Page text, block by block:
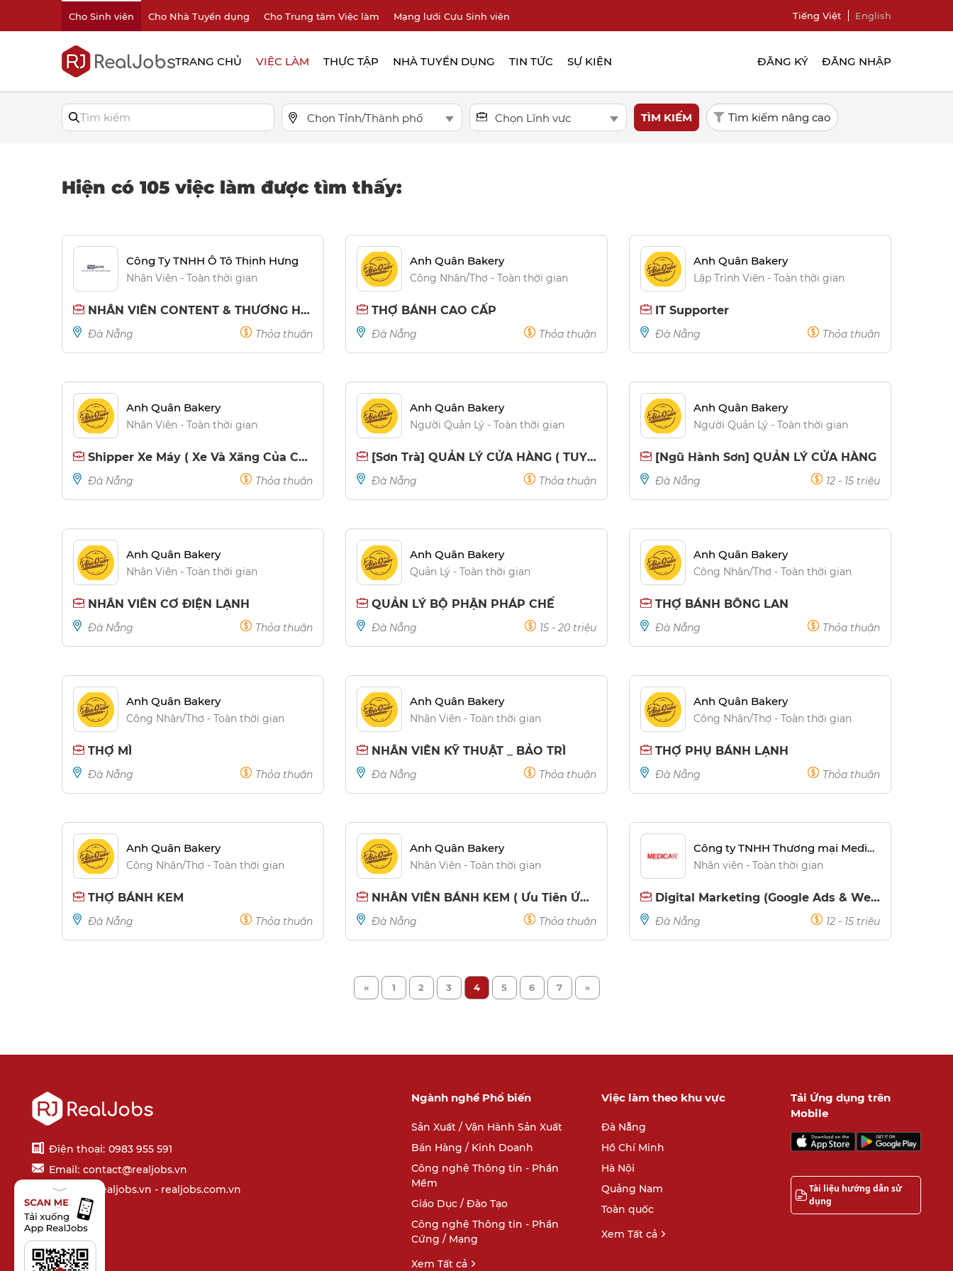
Cho Sinh viên Cho Nhà Tuyển dụng Cho Trung tâm Việc làm Mạng lưới Cựu Sinh viên Tiếng Việt English
TRANG CHỦ VIỆC LÀM THỰC TẬP NHÀ TUYỂN DỤNG TIN TỨC SỰ KIỆN ĐĂNG KÝ ĐĂNG NHẬP
Chọn Tỉnh/Thành phố Chọn Lĩnh vực
Hiện có 105 việc làm được tìm thấy:
Công Ty TNHH Ô Tô Thịnh Hưng
Nhân Viên - Toàn thời gian
NHÂN VIÊN CONTENT & THƯƠNG HIỆU
Đà Nẵng Thỏa thuận
Anh Quân Bakery
Công Nhân/Thợ - Toàn thời gian
THỢ BÁNH CAO CẤP
Đà Nẵng Thỏa thuận
Anh Quân Bakery
Lập Trình Viên - Toàn thời gian
IT Supporter
Đà Nẵng Thỏa thuận
Anh Quân Bakery
Nhân Viên - Toàn thời gian
Shipper Xe Máy ( Xe Và Xăng Của Cơ Sở ) - Thu nhập 10tr/ tháng
Đà Nẵng Thỏa thuận
Anh Quân Bakery
Người Quản Lý - Toàn thời gian
[Sơn Trà] QUẢN LÝ CỬA HÀNG ( TUYỂN GẤP )
Đà Nẵng Thỏa thuận
Anh Quân Bakery
Người Quản Lý - Toàn thời gian
[Ngũ Hành Sơn] QUẢN LÝ CỬA HÀNG
Đà Nẵng 12 - 15 triệu
Anh Quân Bakery
Nhân Viên - Toàn thời gian
NHÂN VIÊN CƠ ĐIỆN LẠNH
Đà Nẵng Thỏa thuận
Anh Quân Bakery
Quản Lý - Toàn thời gian
QUẢN LÝ BỘ PHẬN PHÁP CHẾ
Đà Nẵng 15 - 20 triệu
Anh Quân Bakery
Công Nhân/Thợ - Toàn thời gian
THỢ BÁNH BÔNG LAN
Đà Nẵng Thỏa thuận
Anh Quân Bakery
Công Nhân/Thợ - Toàn thời gian
THỢ MÌ
Đà Nẵng Thỏa thuận
Anh Quân Bakery
Nhân Viên - Toàn thời gian
NHÂN VIÊN KỸ THUẬT _ BẢO TRÌ
Đà Nẵng Thỏa thuận
Anh Quân Bakery
Công Nhân/Thợ - Toàn thời gian
THỢ PHỤ BÁNH LẠNH
Đà Nẵng Thỏa thuận
Anh Quân Bakery
Công Nhân/Thợ - Toàn thời gian
THỢ BÁNH KEM
Đà Nẵng Thỏa thuận
Anh Quân Bakery
Nhân Viên - Toàn thời gian
NHÂN VIÊN BÁNH KEM ( Ưu Tiên Ứng Viên Nhận Việc Ngay )
Đà Nẵng Thỏa thuận
Công ty TNHH Thương mại Medicar
Nhân viên - Toàn thời gian
Digital Marketing (Google Ads & Website)
Đà Nẵng 12 - 15 triệu
« 1 2 3 4 5 6 7 »
Điện thoại: 0983 955 591
Email: contact@realjobs.vn
Website: realjobs.vn - realjobs.com.vn
Ngành nghề Phổ biến
Sản Xuất / Vận Hành Sản Xuất
Bán Hàng / Kinh Doanh
Công nghệ Thông tin - Phần
Mềm
Giáo Dục / Đào Tạo
Công nghệ Thông tin - Phần
Cứng / Mạng
Xem Tất cả
Việc làm theo khu vực
Đà Nẵng
Hồ Chí Minh
Hà Nội
Quảng Nam
Toàn quốc
Xem Tất cả
Tải Ứng dụng trên
Mobile
Tài liệu hướng dẫn sử
dụng